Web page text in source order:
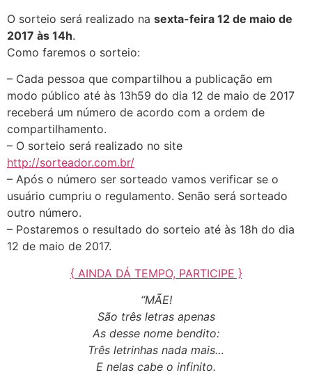
O sorteio será realizado na sexta-feira 12 de maio de
2017 às 14h.
Como faremos o sorteio:
– Cada pessoa que compartilhou a publicação em
modo público até às 13h59 do dia 12 de maio de 2017
receberá um número de acordo com a ordem de
compartilhamento.
– O sorteio será realizado no site
http://sorteador.com.br/
– Após o número ser sorteado vamos verificar se o
usuário cumpriu o regulamento. Senão será sorteado
outro número.
– Postaremos o resultado do sorteio até às 18h do dia
12 de maio de 2017.
{ AINDA DÁ TEMPO, PARTICIPE }
“MÃE!
São três letras apenas
As desse nome bendito:
Três letrinhas nada mais…
E nelas cabe o infinito.